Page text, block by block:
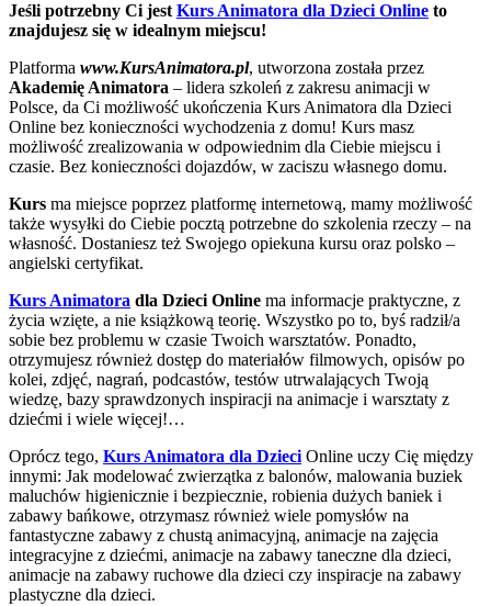
Jeśli potrzebny Ci jestKurs Animatora dla Dzieci Online to
znajdujesz się w idealnym miejscu!
Platforma www.KursAnimatora.pl, utworzona została przez
Akademię Animatora – lidera szkoleń z zakresu animacji w
Polsce, da Ci możliwość ukończenia Kurs Animatora dla Dzieci
Online bez konieczności wychodzenia z domu! Kurs masz
możliwość zrealizowania w odpowiednim dla Ciebie miejscu i
czasie. Bez konieczności dojazdów, w zaciszu własnego domu.
Kurs ma miejsce poprzez platformę internetową, mamy możliwość
także wysyłki do Ciebie pocztą potrzebne do szkolenia rzeczy – na
własność. Dostaniesz też Swojego opiekuna kursu oraz polsko –
angielski certyfikat.
Kurs Animatora dla Dzieci Online ma informacje praktyczne, z
życia wzięte, a nie książkową teorię. Wszystko po to, byś radził/a
sobie bez problemu w czasie Twoich warsztatów. Ponadto,
otrzymujesz również dostęp do materiałów filmowych, opisów po
kolei, zdjęć, nagrań, podcastów, testów utrwalających Twoją
wiedzę, bazy sprawdzonych inspiracji na animacje i warsztaty z
dziećmi i wiele więcej!…
Oprócz tego, Kurs Animatora dla DzieciOnline uczy Cię między
innymi: Jak modelować zwierzątka z balonów, malowania buziek
maluchów higienicznie i bezpiecznie, robienia dużych baniek i
zabawy bańkowe, otrzymasz również wiele pomysłów na
fantastyczne zabawy z chustą animacyjną, animacje na zajęcia
integracyjne z dziećmi, animacje na zabawy taneczne dla dzieci,
animacje na zabawy ruchowe dla dzieci czy inspiracje na zabawy
plastyczne dla dzieci.